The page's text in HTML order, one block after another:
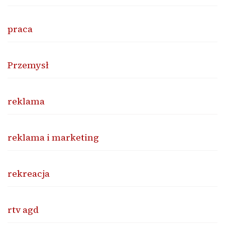
praca
Przemysł
reklama
reklama i marketing
rekreacja
rtv agd